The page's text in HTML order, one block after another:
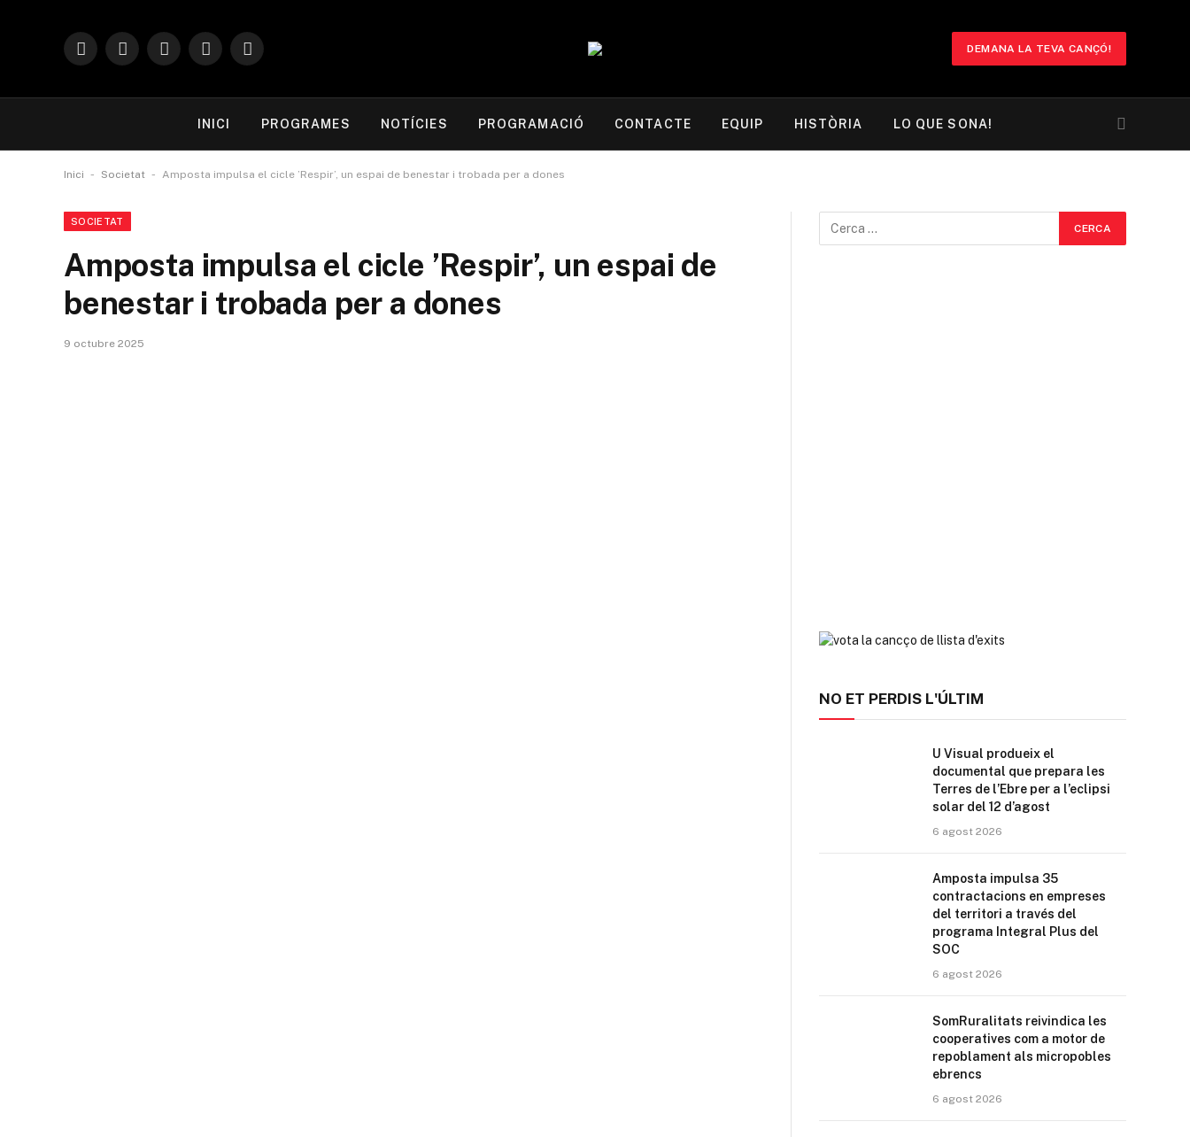
FacebookInstagram
X
YouTubeTikTok
DEMANA LA TEVA CANÇÓ!
INICI PROGRAMES NOTÍCIES PROGRAMACIÓ CONTACTE EQUIP HISTÒRIA LO QUE SONA!
Inici - Societat - Amposta impulsa el cicle ’Respir’, un espai de benestar i trobada per a dones
SOCIETAT
Amposta impulsa el cicle ’Respir’, un espai de
benestar i trobada per a dones
9 octubre 2025
NO ET PERDIS L'ÚLTIM
U Visual produeix el
documental que prepara les
Terres de l’Ebre per a l’eclipsi
solar del 12 d’agost
6 agost 2026
Amposta impulsa 35
contractacions en empreses
del territori a través del
programa Integral Plus del
SOC
6 agost 2026
SomRuralitats reivindica les
cooperatives com a motor de
repoblament als micropobles
ebrencs
6 agost 2026